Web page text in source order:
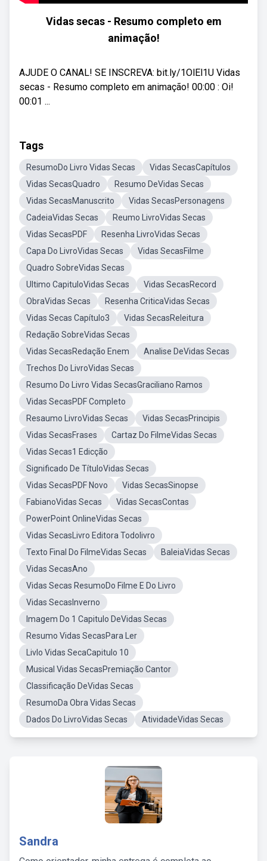
Vidas secas - Resumo completo em
animação!
AJUDE O CANAL! SE INSCREVA: bit.ly/1OlEl1U Vidas
secas - Resumo completo em animação! 00:00 : Oi!
00:01 ...
Tags
ResumoDo Livro Vidas Secas
Vidas SecasCapítulos
Vidas SecasQuadro
Resumo DeVidas Secas
Vidas SecasManuscrito
Vidas SecasPersonagens
CadeiaVidas Secas
Reumo LivroVidas Secas
Vidas SecasPDF
Resenha LivroVidas Secas
Capa Do LivroVidas Secas
Vidas SecasFilme
Quadro SobreVidas Secas
Ultimo CapituloVidas Secas
Vidas SecasRecord
ObraVidas Secas
Resenha CriticaVidas Secas
Vidas Secas Capítulo3
Vidas SecasReleitura
Redação SobreVidas Secas
Vidas SecasRedação Enem
Analise DeVidas Secas
Trechos Do LivroVidas Secas
Resumo Do Livro Vidas SecasGraciliano Ramos
Vidas SecasPDF Completo
Resaumo LivroVidas Secas
Vidas SecasPrincipis
Vidas SecasFrases
Cartaz Do FilmeVidas Secas
Vidas Secas1 Edicção
Significado De TítuloVidas Secas
Vidas SecasPDF Novo
Vidas SecasSinopse
FabianoVidas Secas
Vidas SecasContas
PowerPoint OnlineVidas Secas
Vidas SecasLivro Editora Todolivro
Texto Final Do FilmeVidas Secas
BaleiaVidas Secas
Vidas SecasAno
Vidas Secas ResumoDo Filme E Do Livro
Vidas SecasInverno
Imagem Do 1 Capitulo DeVidas Secas
Resumo Vidas SecasPara Ler
Livlo Vidas SecaCapitulo 10
Musical Vidas SecasPremiação Cantor
Classificação DeVidas Secas
ResumoDa Obra Vidas Secas
Dados Do LivroVidas Secas
AtividadeVidas Secas
Sandra